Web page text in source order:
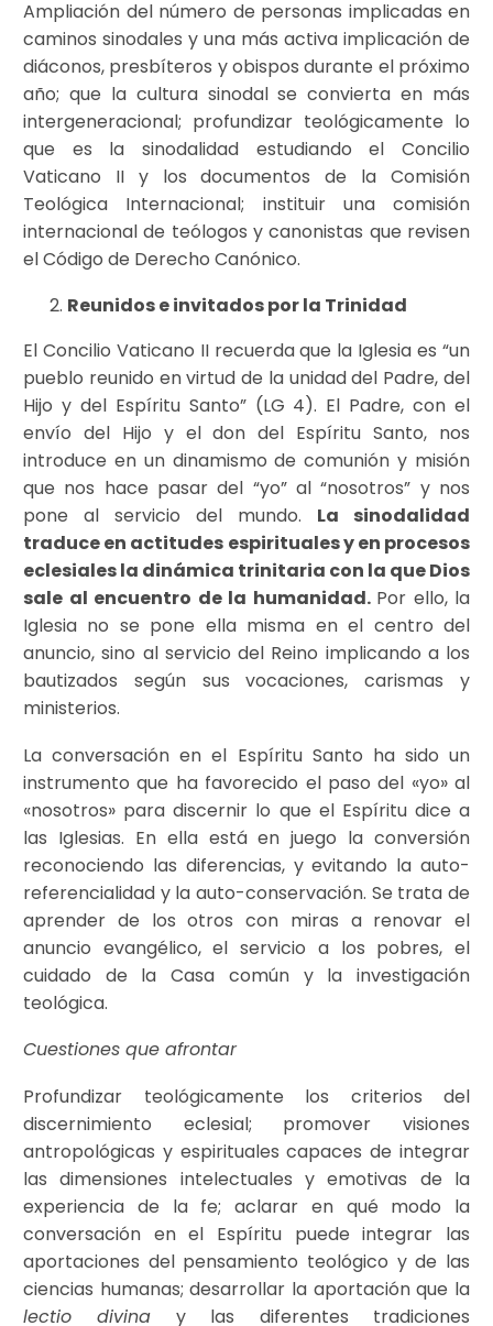
Ampliación del número de personas implicadas en
caminos sinodales y una más activa implicación de
diáconos, presbíteros y obispos durante el próximo
año; que la cultura sinodal se convierta en más
intergeneracional; profundizar teológicamente lo
que es la sinodalidad estudiando el Concilio
Vaticano II y los documentos de la Comisión
Teológica Internacional; instituir una comisión
internacional de teólogos y canonistas que revisen
el Código de Derecho Canónico.
Reunidos e invitados por la Trinidad
El Concilio Vaticano II recuerda que la Iglesia es “un
pueblo reunido en virtud de la unidad del Padre, del
Hijo y del Espíritu Santo” (LG 4). El Padre, con el
envío del Hijo y el don del Espíritu Santo, nos
introduce en un dinamismo de comunión y misión
que nos hace pasar del “yo” al “nosotros” y nos
pone al servicio del mundo. La sinodalidad
traduce en actitudes espirituales y en procesos
eclesiales la dinámica trinitaria con la que Dios
sale al encuentro de la humanidad. Por ello, la
Iglesia no se pone ella misma en el centro del
anuncio, sino al servicio del Reino implicando a los
bautizados según sus vocaciones, carismas y
ministerios.
La conversación en el Espíritu Santo ha sido un
instrumento que ha favorecido el paso del «yo» al
«nosotros» para discernir lo que el Espíritu dice a
las Iglesias. En ella está en juego la conversión
reconociendo las diferencias, y evitando la auto-
referencialidad y la auto-conservación. Se trata de
aprender de los otros con miras a renovar el
anuncio evangélico, el servicio a los pobres, el
cuidado de la Casa común y la investigación
teológica.
Cuestiones que afrontar
Profundizar teológicamente los criterios del
discernimiento eclesial; promover visiones
antropológicas y espirituales capaces de integrar
las dimensiones intelectuales y emotivas de la
experiencia de la fe; aclarar en qué modo la
conversación en el Espíritu puede integrar las
aportaciones del pensamiento teológico y de las
ciencias humanas; desarrollar la aportación que la
lectio divina y las diferentes tradiciones